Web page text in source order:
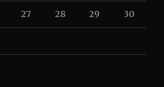
27 28 29 30